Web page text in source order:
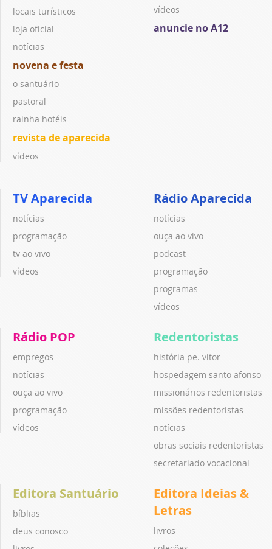
locais turísticos
loja oficial
notícias
novena e festa
o santuário
pastoral
rainha hotéis
revista de aparecida
vídeos
vídeos
anuncie no A12
TV Aparecida
notícias
programação
tv ao vivo
vídeos
Rádio Aparecida
notícias
ouça ao vivo
podcast
programação
programas
vídeos
Rádio POP
empregos
notícias
ouça ao vivo
programação
vídeos
Redentoristas
história pe. vitor
hospedagem santo afonso
missionários redentoristas
missões redentoristas
notícias
obras sociais redentoristas
secretariado vocacional
Editora Santuário
bíblias
deus conosco
Editora Ideias &
Letras
livros